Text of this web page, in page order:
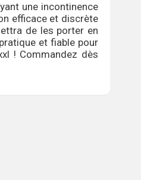
une incontinence
efficace et discrète
de les porter en
et fiable pour
! Commandez dès